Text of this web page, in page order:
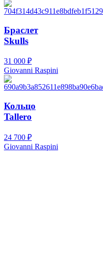
Браслет
Skulls
31 000 ₽
Giovanni Raspini
Кольцо
Tallero
24 700 ₽
Giovanni Raspini